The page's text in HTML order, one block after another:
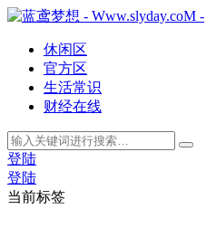
休闲区
官方区
生活常识
财经在线
登陆
登陆
当前标签